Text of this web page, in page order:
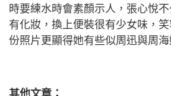
時要練水時會素顏示人，張心悅
有化妝，換上便裝很有少女味，
份照片更顯得她有些似周迅與周海